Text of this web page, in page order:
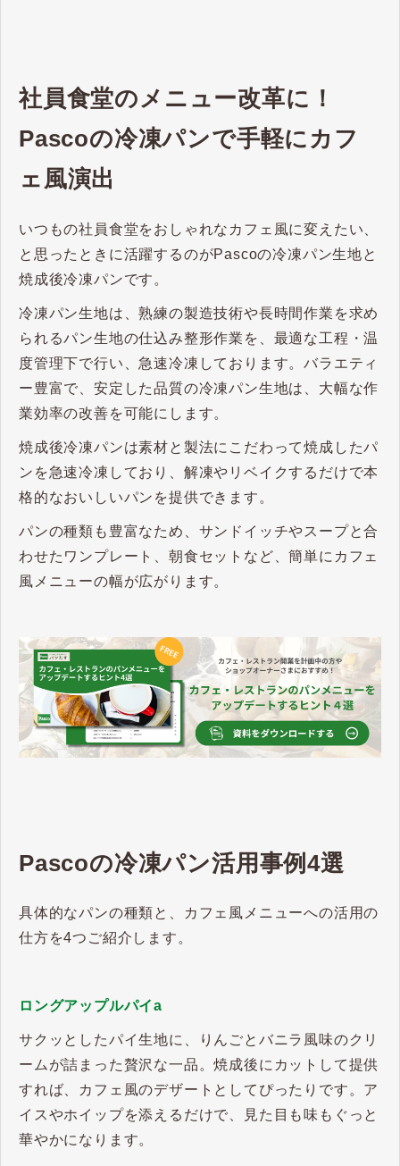
社員食堂のメニュー改革に！
Pascoの冷凍パンで手軽にカフ
ェ風演出
いつもの社員食堂をおしゃれなカフェ風に変えたい、
と思ったときに活躍するのがPascoの冷凍パン生地と
焼成後冷凍パンです。
冷凍パン生地は、熟練の製造技術や長時間作業を求め
られるパン生地の仕込み整形作業を、最適な工程・温
度管理下で行い、急速冷凍しております。バラエティ
ー豊富で、安定した品質の冷凍パン生地は、大幅な作
業効率の改善を可能にします。
焼成後冷凍パンは素材と製法にこだわって焼成したパ
ンを急速冷凍しており、解凍やリベイクするだけで本
格的なおいしいパンを提供できます。
パンの種類も豊富なため、サンドイッチやスープと合
わせたワンプレート、朝食セットなど、簡単にカフェ
風メニューの幅が広がります。
Pascoの冷凍パン活用事例4選
具体的なパンの種類と、カフェ風メニューへの活用の
仕方を4つご紹介します。
ロングアップルパイa
サクッとしたパイ生地に、りんごとバニラ風味のクリ
ームが詰まった贅沢な一品。焼成後にカットして提供
すれば、カフェ風のデザートとしてぴったりです。ア
イスやホイップを添えるだけで、見た目も味もぐっと
華やかになります。